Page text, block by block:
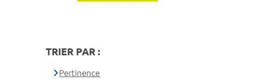
TRIER PAR :
Pertinence